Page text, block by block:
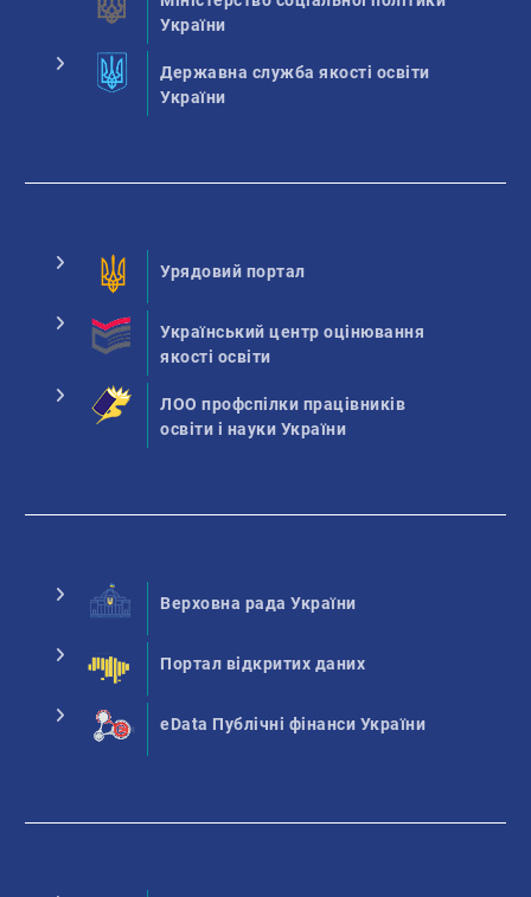
України
Державна служба якості освіти
України
Урядовий портал
Український центр оцінювання
якості освіти
ЛОО профспілки працівників
освіти і науки України
Верховна рада України
Портал відкритих даних
eData Публічні фінанси України